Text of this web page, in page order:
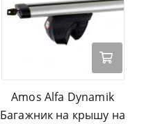
Amos Alfa Dynamik
Багажник на крышу на